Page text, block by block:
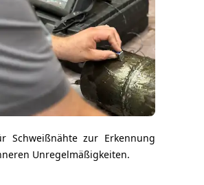
Schweißnähte zur Erkennung
Unregelmäßigkeiten.